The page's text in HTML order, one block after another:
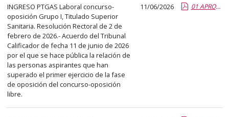
INGRESO PTGAS Laboral concurso-
oposición Grupo I, Titulado Superior
Sanitaria. Resolución Rectoral de 2 de
febrero de 2026.- Acuerdo del Tribunal
Calificador de fecha 11 de junio de 2026
por el que se hace pública la relación de
las personas aspirantes que han
superado el primer ejercicio de la fase
de oposición del concurso-oposición
libre.
11/06/2026 01 APROB 1 EJER TS SANITARIA.report.pdf.pdf